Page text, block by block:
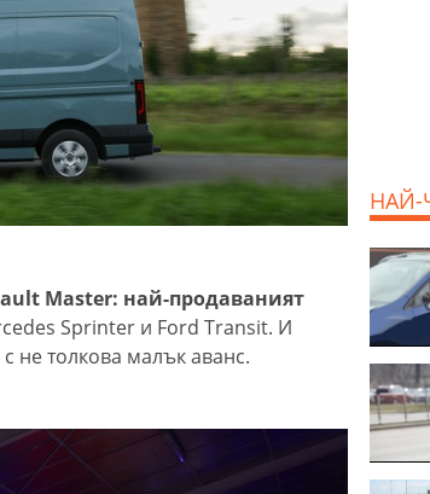
Master: най-продаваният
Sprinter и Ford Transit. И
не толкова малък аванс.
НАЙ-